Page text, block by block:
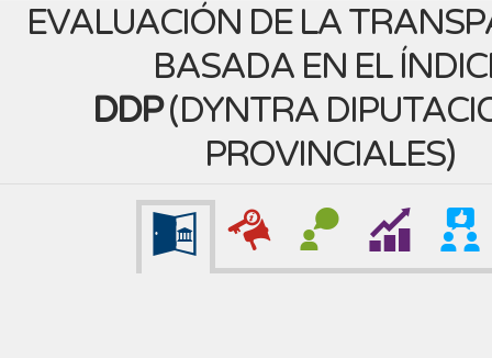
EVALUACIÓN DE LA
BASADA EN EL
DDP(DYNTRA
PROVINCIALES)